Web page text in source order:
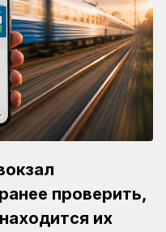
проверить,
их